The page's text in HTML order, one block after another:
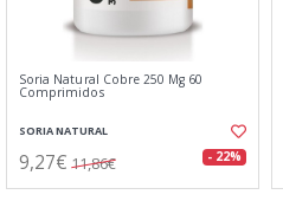
Soria Natural Cobre 250 Mg 60
Comprimidos
SORIA NATURAL
9,27€ 11,86€ - 22%